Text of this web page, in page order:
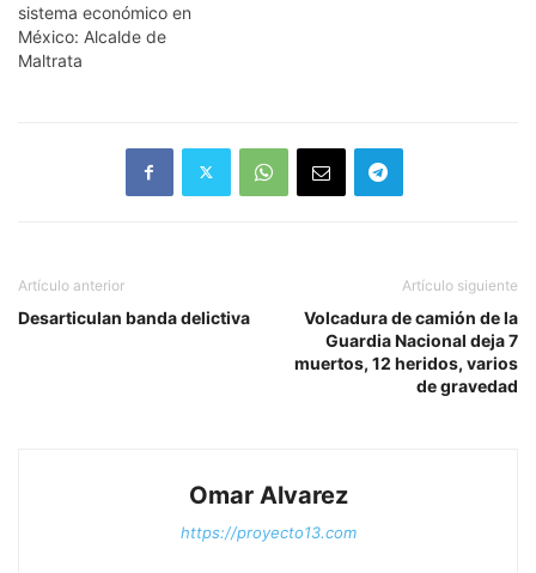
sistema económico en
México: Alcalde de
Maltrata
Artículo anterior
Desarticulan banda delictiva
Artículo siguiente
Volcadura de camión de la
Guardia Nacional deja 7
muertos, 12 heridos, varios
de gravedad
Omar Alvarez
https://proyecto13.com